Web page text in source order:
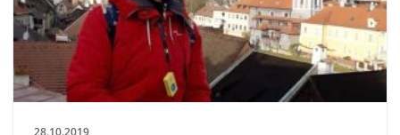
28.10.2019